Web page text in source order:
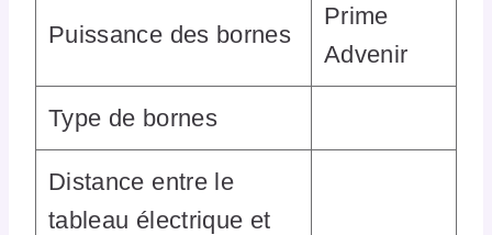
Puissance des bornes
Prime
Advenir
Type de bornes
Distance entre le
tableau électrique et